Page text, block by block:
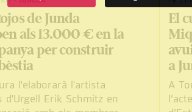
de Junda
als 13.000 € en la
per construir
l'elaborarà l'artista
d'Urgell Erik Schmitz en
El
a
A